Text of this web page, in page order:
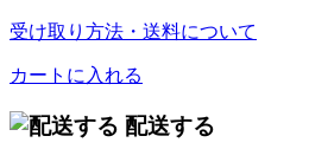
受け取り方法・送料について
カートに入れる
配送する